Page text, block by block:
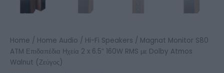
Home / Home Audio / Hi-Fi Speakers / Magnat Monitor S80
ATM Επιδαπέδια Ηχεία 2 x 6.5″ 160W RMS με Dolby Atmos
Walnut (Ζεύγος)